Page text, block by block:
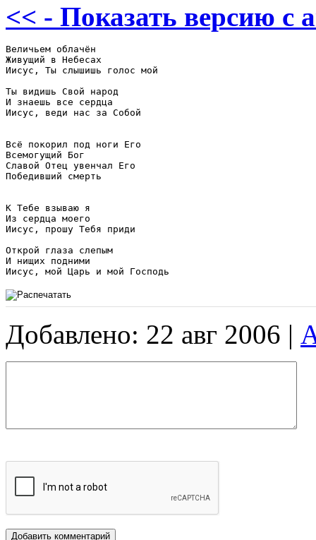
<< - Показать версию c
Величьем облачён
Живущий в Небесах
Иисус, Ты слышишь голос мой
Ты видишь Свой народ
И знаешь все сердца
Иисус, веди нас за Собой
Всё покорил под ноги Его
Всемогущий Бог
Славой Отец увенчал Его
Победивший смерть
К Тебе взываю я
Из сердца моего
Иисус, прошу Тебя приди
Открой глаза слепым
И нищих подними
Добавлено: 22 авг 2006 |